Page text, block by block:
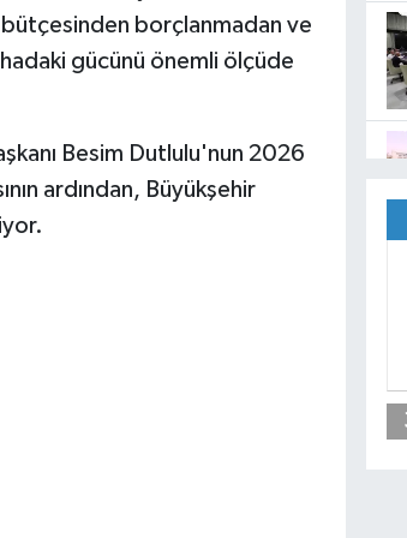
borçlanmadan ve
gücünü önemli ölçüde
Besim Dutlulu'nun 2026
ardından, Büyükşehir